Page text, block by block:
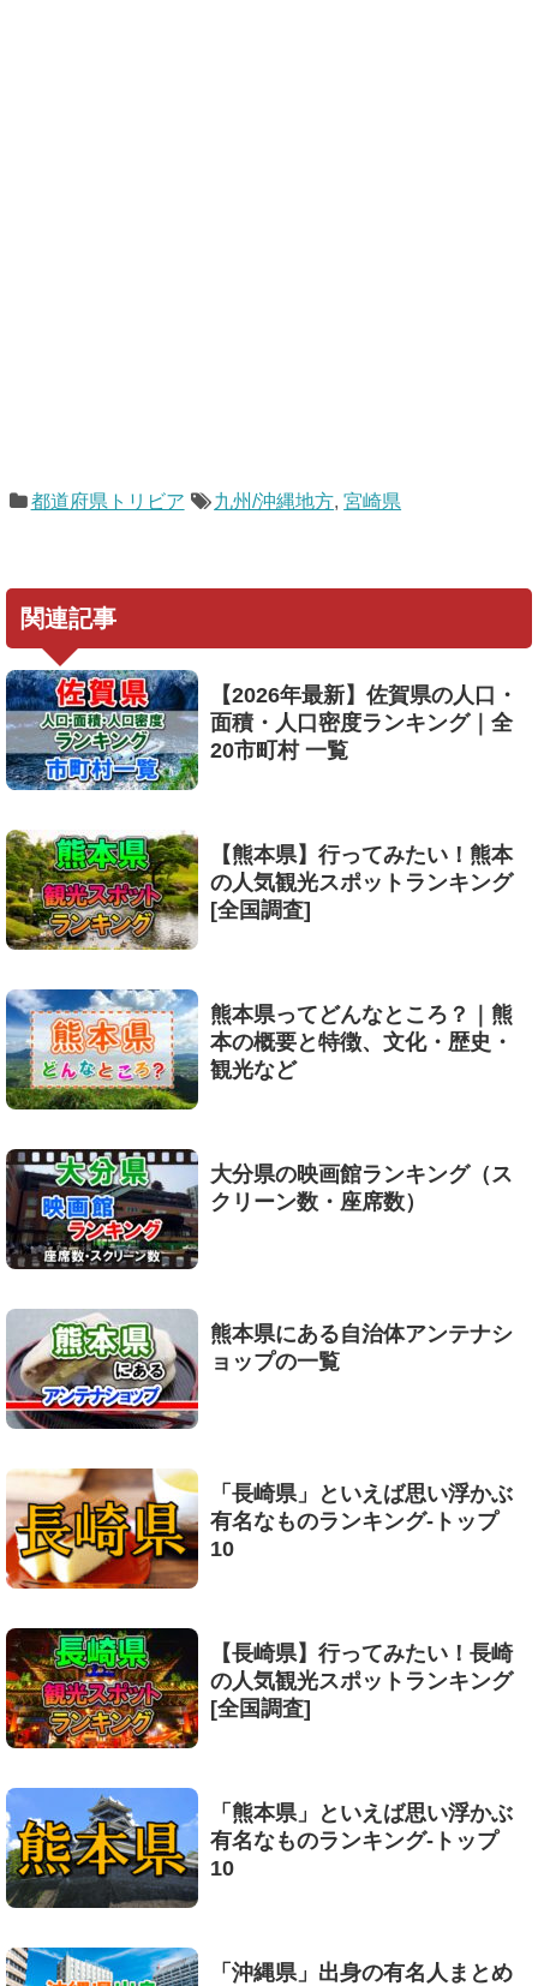
都道府県トリビア 九州/沖縄地方,宮崎県
関連記事
【2026年最新】佐賀県の人口・
面積・人口密度ランキング｜全
20市町村 一覧
【熊本県】行ってみたい！熊本
の人気観光スポットランキング
[全国調査]
熊本県ってどんなところ？｜熊
本の概要と特徴、文化・歴史・
観光など
大分県の映画館ランキング（ス
クリーン数・座席数）
熊本県にある自治体アンテナシ
ョップの一覧
「長崎県」といえば思い浮かぶ
有名なものランキング-トップ
10
【長崎県】行ってみたい！長崎
の人気観光スポットランキング
[全国調査]
「熊本県」といえば思い浮かぶ
有名なものランキング-トップ
10
「沖縄県」出身の有名人まとめ